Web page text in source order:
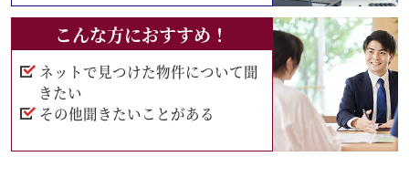
こんな方におすすめ！
ネットで見つけた物件について聞
きたい
その他聞きたいことがある